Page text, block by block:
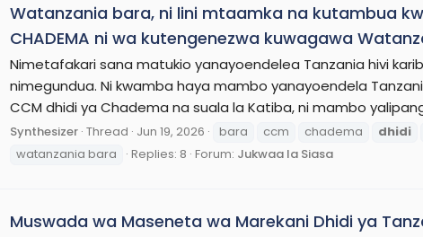
Watanzania bara, ni lini mtaamka na kutambua
CHADEMA ni wa kutengenezwa kuwagawa
Nimetafakari sana matukio yanayoendelea Tanzania hivi
nimegundua. Ni kwamba haya mambo yanayoendela
CCM dhidi ya Chadema na suala la Katiba, ni mambo
Synthesizer Thread Jun 19, 2026 bara ccm chadema dhidi
watanzania bara
Replies: 8 Forum: Jukwaa la Siasa
Muswada wa Maseneta wa Marekani Dhidi ya